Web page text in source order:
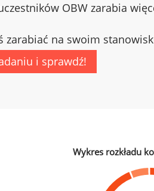
OBW zarabia
zarabiać na swoim
i sprawdź!
Wykres rozkładu